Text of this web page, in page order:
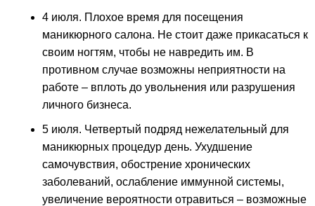
4 июля. Плохое время для посещения
маникюрного салона. Не стоит даже прикасаться к
своим ногтям, чтобы не навредить им. В
противном случае возможны неприятности на
работе – вплоть до увольнения или разрушения
личного бизнеса.
5 июля. Четвертый подряд нежелательный для
маникюрных процедур день. Ухудшение
самочувствия, обострение хронических
заболеваний, ослабление иммунной системы,
увеличение вероятности отравиться – возможные